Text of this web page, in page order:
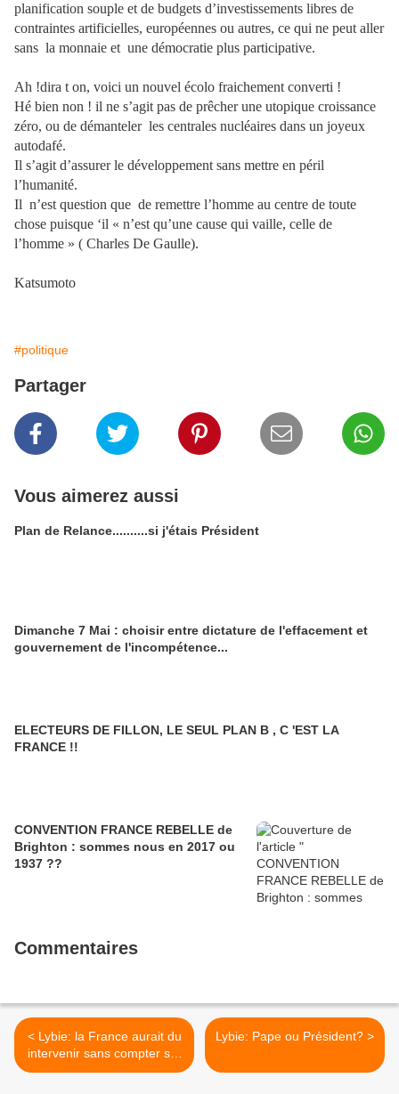
planification souple et de budgets d’investissements libres de
contraintes artificielles, européennes ou autres, ce qui ne peut aller
sans la monnaie et une démocratie plus participative.
Ah !dira t on, voici un nouvel écolo fraichement converti !
Hé bien non ! il ne s’agit pas de prêcher une utopique croissance
zéro, ou de démanteler les centrales nucléaires dans un joyeux
autodafé.
Il s’agit d’assurer le développement sans mettre en péril
l’humanité.
Il n’est question que de remettre l’homme au centre de toute
chose puisque ‘il « n’est qu’une cause qui vaille, celle de
l’homme » ( Charles De Gaulle).
Katsumoto
#politique
Partager
Vous aimerez aussi
Plan de Relance..........si j'étais Président
Dimanche 7 Mai : choisir entre dictature de l'effacement et
gouvernement de l'incompétence...
ELECTEURS DE FILLON, LE SEUL PLAN B , C 'EST LA
FRANCE !!
CONVENTION FRANCE REBELLE de
Brighton : sommes nous en 2017 ou
1937 ??
Commentaires
< Lybie: la France aurait du
intervenir sans compter sur
l'impuissante Europe
Lybie: Pape ou Président? >